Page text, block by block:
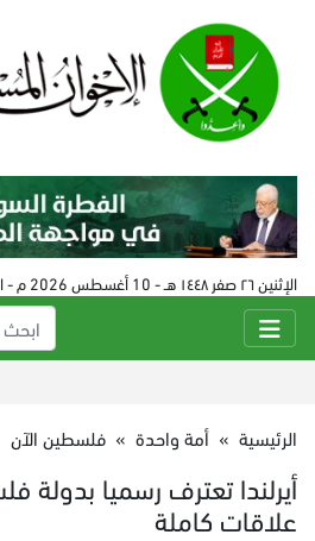
الإثنين ٢٦ صفر ١٤٤٨ هـ - 10 أغسطس 2026 م - الساعة 02:22 م
الرئيسية » أمة واحدة » فلسطين الآن
أيرلندا تعترف رسميا بدولة
علاقات كاملة